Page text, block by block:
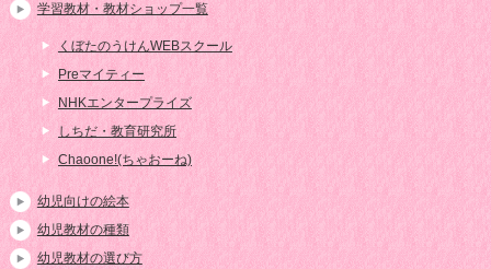
学習教材・教材ショップ一覧
くぼたのうけんWEBスクール
Preマイティー
NHKエンタープライズ
しちだ・教育研究所
Chaoone!(ちゃおーね)
幼児向けの絵本
幼児教材の種類
幼児教材の選び方